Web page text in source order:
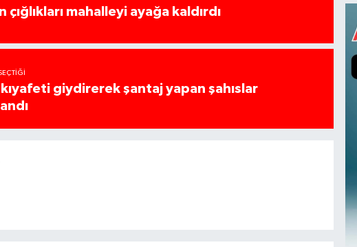
çığlıkları mahalleyi ayağa kaldırdı
kıyafeti giydirerek şantaj yapan şahıslar